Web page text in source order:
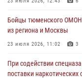
05 августа 2026, 05:35
Стальной характер
масштабных спортивных
05 августа 2026, 05:22
Бойцы тюменского ОМОН
из региона и Москвы
23 июля 2026, 11:02 3
При содействии
поставки наркотических